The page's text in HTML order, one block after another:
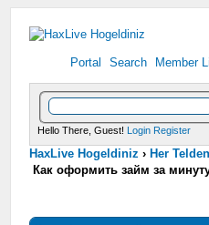
Portal Search Member
Hello There, Guest! Login Register
HaxLive Hogeldiniz ›Her Telden
Как оформить займ за